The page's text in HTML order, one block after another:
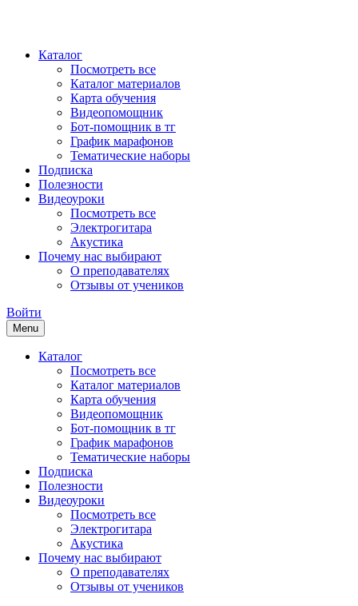
Каталог
Посмотреть все
Каталог материалов
Карта обучения
Видеопомощник
Бот-помощник в тг
График марафонов
Тематические наборы
Подписка
Полезности
Видеоуроки
Посмотреть все
Электрогитара
Акустика
Почему нас выбирают
О преподавателях
Отзывы от учеников
Войти
Menu
Каталог
Посмотреть все
Каталог материалов
Карта обучения
Видеопомощник
Бот-помощник в тг
График марафонов
Тематические наборы
Подписка
Полезности
Видеоуроки
Посмотреть все
Электрогитара
Акустика
Почему нас выбирают
О преподавателях
Отзывы от учеников